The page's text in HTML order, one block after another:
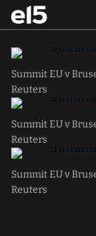
Summit EU v
Reuters
Summit EU v
Reuters
Summit EU v
Reuters